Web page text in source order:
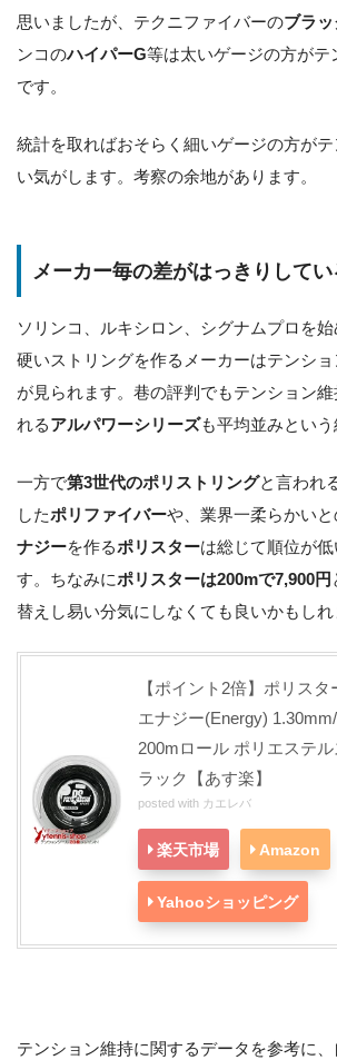
思いましたが、テクニファイバーのブラ
ンコのハイパーG等は太いゲージの方がテ
です。
統計を取ればおそらく細いゲージの方が
い気がします。考察の余地があります。
メーカー毎の差がはっきりしてい
ソリンコ、ルキシロン、シグナムプロを
硬いストリングを作るメーカーはテンシ
が見られます。巷の評判でもテンション
れるアルパワーシリーズも平均並みという
一方で第3世代のポリストリングと言われ
したポリファイバーや、業界一柔らかい
ナジーを作るポリスターは総じて順位が
す。ちなみにポリスターは200mで7,900円
替えし易い分気にしなくても良いかもしれ
【ポイント2倍】ポリス
エナジー(Energy)
200mロール ポリエステ
ラック【あす楽】
posted with カエレバ
楽天市場 Amazon
Yahooショッピング
テンション維持に関するデータを参考に